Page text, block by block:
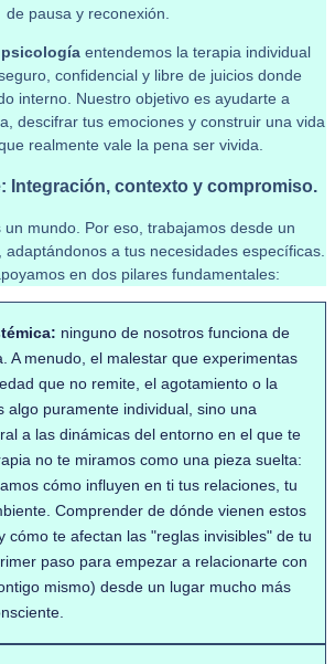
de pausa y reconexión.
entendemos la terapia individual
confidencial y libre de juicios donde
interno. Nuestro objetivo es ayudarte a
descifrar tus emociones y construir una vida
realmente vale la pena ser vivida.
Integración, contexto y compromiso.
mundo. Por eso, trabajamos desde un
adaptándonos a tus necesidades específicas.
en dos pilares fundamentales:
ninguno de nosotros funciona de
A menudo, el malestar que experimentas
que no remite, el agotamiento o la
puramente individual, sino una
a las dinámicas del entorno en el que te
no te miramos como una pieza suelta:
cómo influyen en ti tus relaciones, tu
Comprender de dónde vienen estos
cómo te afectan las "reglas invisibles" de tu
paso para empezar a relacionarte con
mismo) desde un lugar mucho más